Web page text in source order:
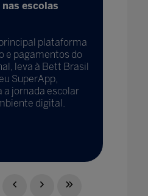
escolas
plataforma
e pagamentos do
leva à Bett Brasil
SuperApp,
a jornada escolar
digital.